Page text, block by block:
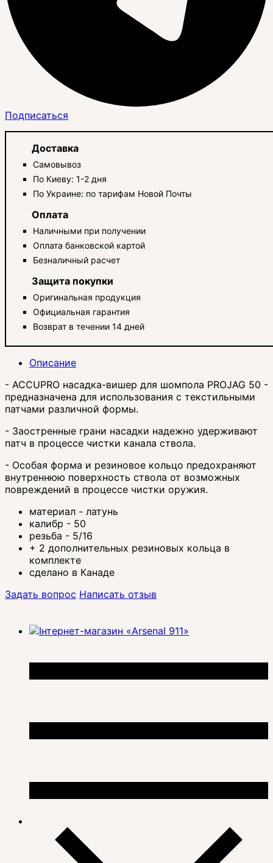
Подписаться
Доставка
Самовывоз
По Киеву: 1-2 дня
По Украине: по тарифам Новой Почты
Оплата
Наличными при получении
Оплата банковской картой
Безналичный расчет
Защита покупки
Оригинальная продукция
Официальная гарантия
Возврат в течении 14 дней
Описание
- ACCUPRO насадка-вишер для шомпола PROJAG 50 -
предназначена для использования с текстильными
патчами различной формы.
- Заостренные грани насадки надежно удерживают
патч в процессе чистки канала ствола.
- Особая форма и резиновое кольцо предохраняют
внутреннюю поверхность ствола от возможных
повреждений в процессе чистки оружия.
материал - латунь
калибр - 50
резьба - 5/16
+ 2 дополнительных резиновых кольца в
комплекте
сделано в Канаде
Задать вопрос Написать отзыв